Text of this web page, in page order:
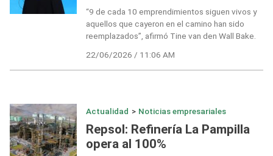
“9 de cada 10 emprendimientos siguen vivos y
aquellos que cayeron en el camino han sido
reemplazados”, afirmó Tine van den Wall Bake.
22/06/2026 / 11:06 AM
Actualidad > Noticias empresariales
Repsol: Refinería La Pampilla
opera al 100%